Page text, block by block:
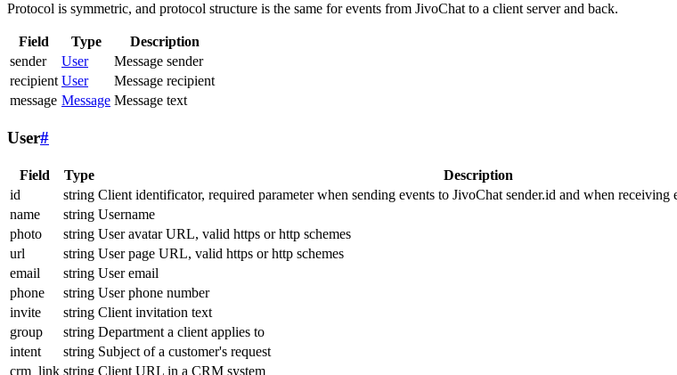
Protocol is symmetric, and protocol structure is the same for events from JivoChat to a client server and back.
Field Type
Description
sender
User
Message sender
recipient User
Message recipient
message Message Message text
User#
Field Type Description
id
string Client identificator, required parameter when sending events to JivoChat sender.id and when
name
string Username
photo
string User avatar URL, valid https or http schemes
url
string User page URL, valid https or http schemes
email
string User email
phone
string User phone number
invite
string Client invitation text
group
string Department a client applies to
intent
string Subject of a customer's request
crm_link string Client URL in a CRM system